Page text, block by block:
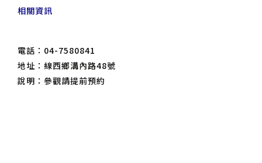
相關資訊
電話：04-7580841
地址：線西鄉溝內路48號
說明：參觀請提前預約